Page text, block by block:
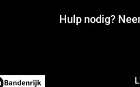
Hulp nodig?